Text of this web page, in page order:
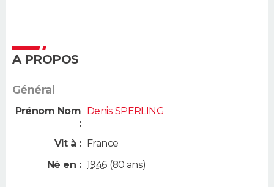
A PROPOS
Général
Prénom Nom
:
Denis SPERLING
Vit à :
France
Né en : 1946 (80 ans)